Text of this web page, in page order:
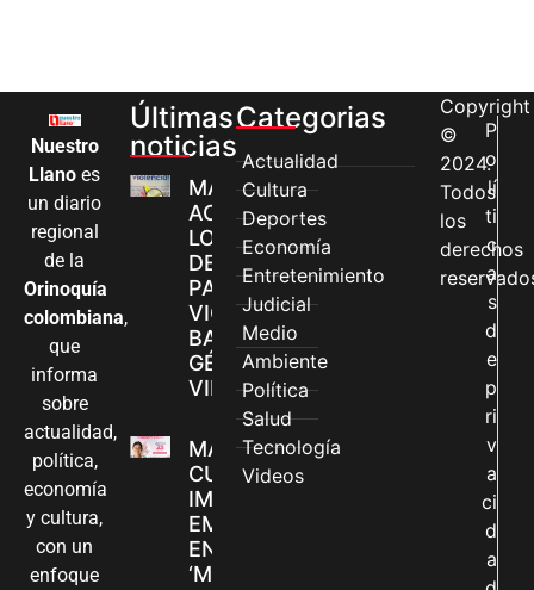
Nuestro
Llano es
un diario
regional
de la
Orinoquía
colombiana,
que
informa
sobre
actualidad,
política,
economía
y cultura,
con un
enfoque
Últimas
noticias
MÁS MUJERES
ACCEDEN A
LOS CANALES
DE ATENCIÓN
PARA
VIOLENCIAS
BASADAS EN
GÉNERO EN
VILLAVICENCIO
MADRES
CUIDADORAS
IMPULSAN SUS
EMPRENDIMIENTOS
EN LA FERIA
‘MANOS QUE
Categorias
Actualidad
Cultura
Deportes
Economía
Entretenimiento
Judicial
Medio
Ambiente
Política
Salud
Tecnología
Videos
Copyright
©
2024.
Todos
los
derechos
P
o
lí
ti
c
a
s
d
e
p
ri
v
a
ci
d
a